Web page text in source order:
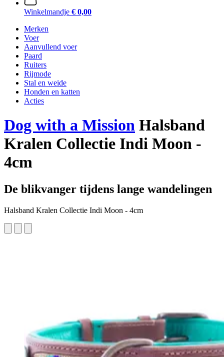
Winkelmandje € 0,00
Merken
Voer
Aanvullend voer
Paard
Ruiters
Rijmode
Stal en weide
Honden en katten
Acties
Dog with a Mission Halsband
Kralen Collectie Indi Moon -
4cm
De blikvanger tijdens lange wandelingen
Halsband Kralen Collectie Indi Moon - 4cm